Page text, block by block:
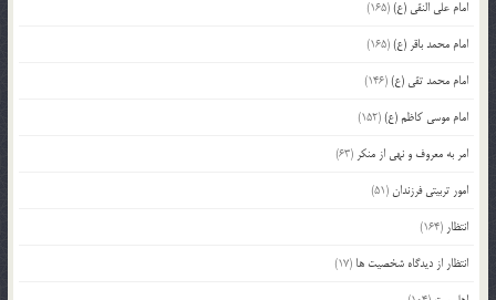
امام علی النقی (ع)(165)
امام محمد باقر (ع)(165)
امام محمد تقی (ع)(146)
امام موسی کاظم (ع)(152)
امر به معروف و نهی از منکر (63)
امور تربیتی فرزندان(51)
انتظار (164)
انتظار از دیدگاه شخصیت ها (17)